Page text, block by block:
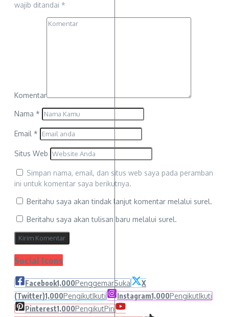
wajib ditandai *
Komentar
Nama *
Email *
Situs Web
Simpan nama, email, dan situs web saya pada peramban
ini untuk komentar saya berikutnya.
Beritahu saya akan tindak lanjut komentar melalui surel.
Beritahu saya akan tulisan baru melalui surel.
Social Icons
Facebook1,000PenggemarSuka
X
(Twitter)1,000PengikutIkuti Instagram1,000PengikutIkuti
Pinterest1,000PengikutPin